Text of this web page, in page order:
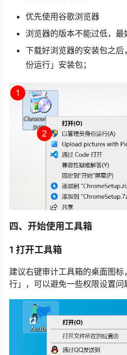
优先使用谷歌浏览器
浏览器的版本不能过低，最
下载好浏览器的安装包之
份运行」安装包；
四、开始使用工具箱
1 打开工具箱
建议右键审计工具箱的桌面图
行」，可以避免一些权限设置问